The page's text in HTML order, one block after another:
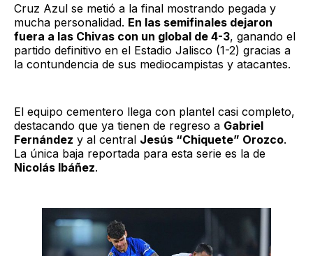
Cruz Azul se metió a la final mostrando pegada y
mucha personalidad. En las semifinales dejaron
fuera a las Chivas con un global de 4-3, ganando el
partido definitivo en el Estadio Jalisco (1-2) gracias a
la contundencia de sus mediocampistas y atacantes.
El equipo cementero llega con plantel casi completo,
destacando que ya tienen de regreso a Gabriel
Fernández y al central Jesús “Chiquete” Orozco.
La única baja reportada para esta serie es la de
Nicolás Ibáñez.